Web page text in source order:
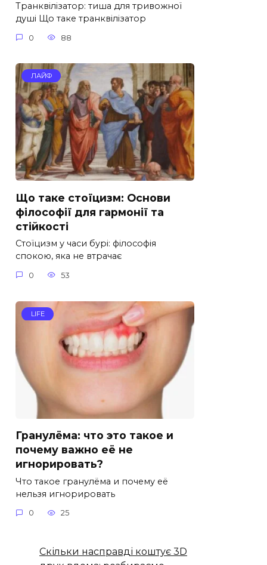
Транквілізатор: тиша для тривожної
душі Що таке транквілізатор
0 88
ЛАЙФ
Що таке стоїцизм: Основи
філософії для гармонії та
стійкості
Стоїцизм у часи бурі: філософія
спокою, яка не втрачає
0 53
LIFE
Гранулёма: что это такое и
почему важно её не
игнорировать?
Что такое гранулёма и почему её
нельзя игнорировать
0 25
Скільки насправді коштує 3D